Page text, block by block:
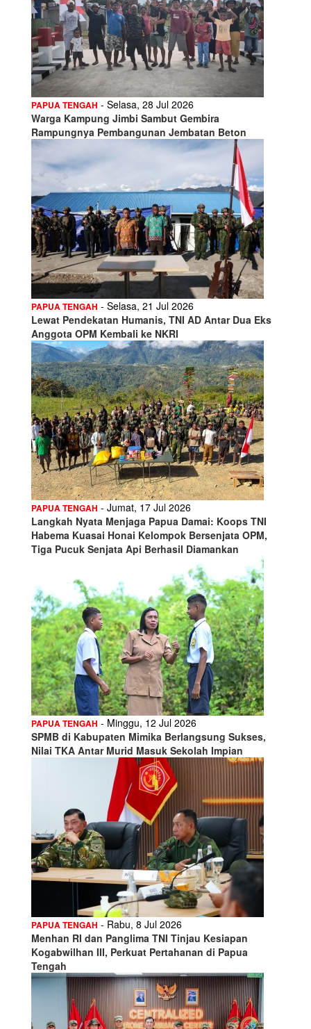
PAPUA TENGAH - Selasa, 28 Jul 2026
Warga Kampung Jimbi Sambut Gembira
Rampungnya Pembangunan Jembatan Beton
PAPUA TENGAH - Selasa, 21 Jul 2026
Lewat Pendekatan Humanis, TNI AD Antar Dua Eks
Anggota OPM Kembali ke NKRI
PAPUA TENGAH - Jumat, 17 Jul 2026
Langkah Nyata Menjaga Papua Damai: Koops TNI
Habema Kuasai Honai Kelompok Bersenjata OPM,
Tiga Pucuk Senjata Api Berhasil Diamankan
PAPUA TENGAH - Minggu, 12 Jul 2026
SPMB di Kabupaten Mimika Berlangsung Sukses,
Nilai TKA Antar Murid Masuk Sekolah Impian
PAPUA TENGAH - Rabu, 8 Jul 2026
Menhan RI dan Panglima TNI Tinjau Kesiapan
Kogabwilhan III, Perkuat Pertahanan di Papua
Tengah